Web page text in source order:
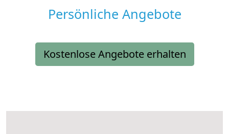
Persönliche Angebote
Kostenlose Angebote erhalten